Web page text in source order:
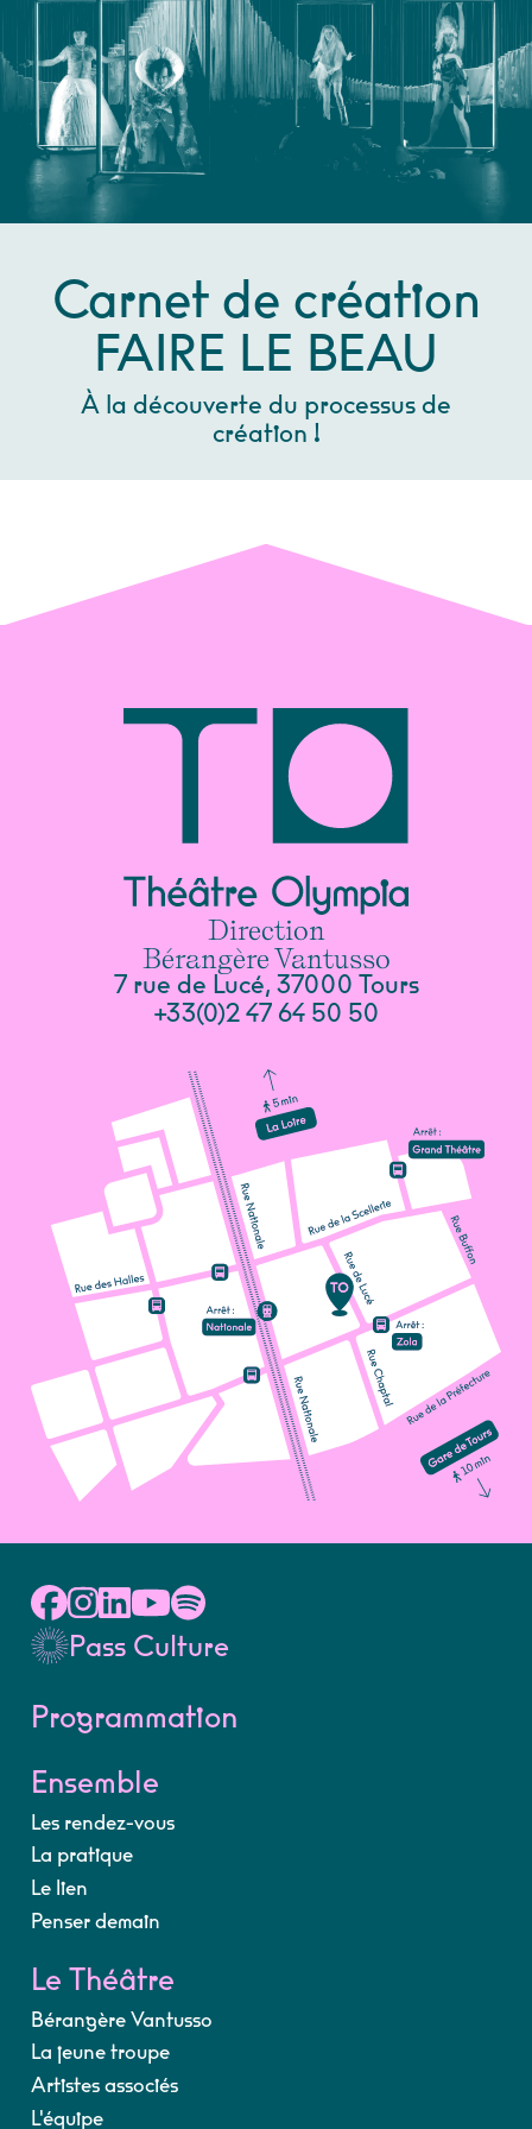
Carnet de création
FAIRE LE BEAU
À la découverte du processus de
création !
Direction
Bérangère Vantusso
7 rue de Lucé, 37000 Tours
+33(0)2 47 64 50 50
Pass Culture
Programmation
Ensemble
Les rendez-vous
La pratique
Le lien
Penser demain
Le Théâtre
Bérangère Vantusso
La jeune troupe
Artistes associés
L'équipe